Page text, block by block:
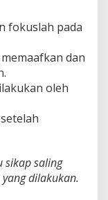
fokuslah pada
dan
oleh
sikap saling
dilakukan.